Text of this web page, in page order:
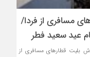
مسافری از فردا/
عید سعید فطر
بلیت قطارهای مسافری از